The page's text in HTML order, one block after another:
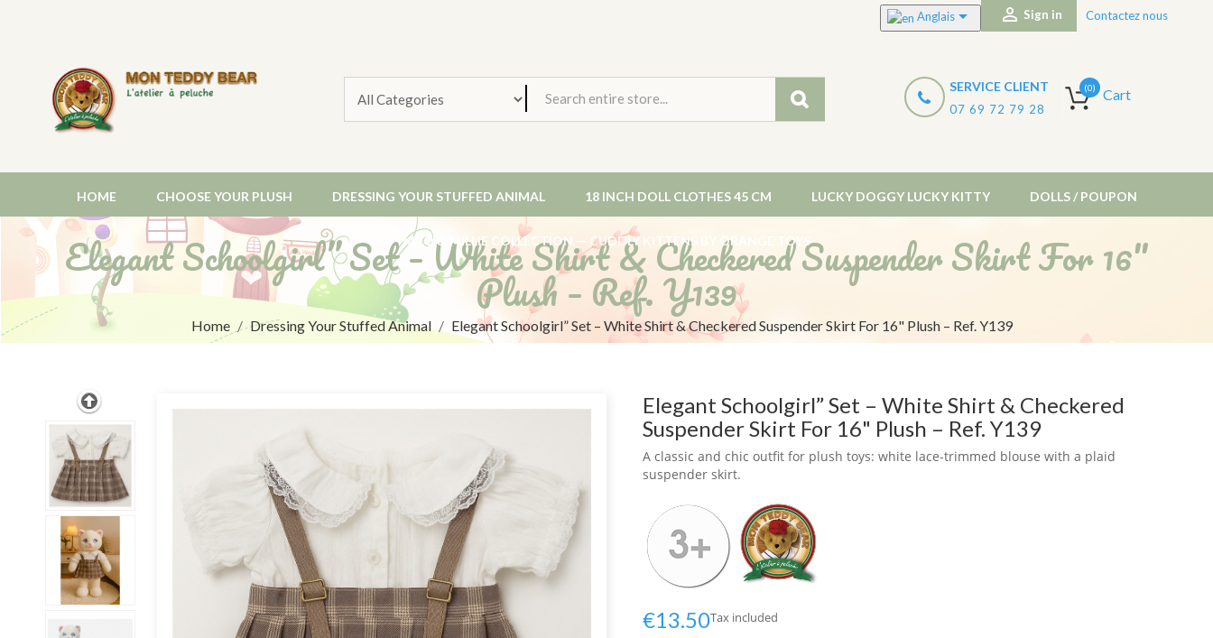
Anglais  Sign in Contactez nous
Cart
(0)
SERVICE CLIENT
07 69 72 79 28
HOME CHOOSE YOUR PLUSH DRESSING YOUR STUFFED ANIMAL 18 INCH DOLL CLOTHES 45 CM LUCKY DOGGY LUCKY KITTY DOLLS / POUPON
MILO & MILLIE COLLECTION — CUDDLY KITTENS BY ORANGE TOYS
Elegant Schoolgirl” Set – White Shirt & Checkered Suspender Skirt For 16"
Plush – Ref. Y139
Home Dressing Your Stuffed Animal Elegant Schoolgirl” Set – White Shirt & Checkered Suspender Skirt For 16" Plush – Ref. Y139
Elegant Schoolgirl” Set – White Shirt & Checkered
Suspender Skirt For 16" Plush – Ref. Y139
A classic and chic outfit for plush toys: white lace-trimmed blouse with a plaid
suspender skirt.
€13.50Tax included